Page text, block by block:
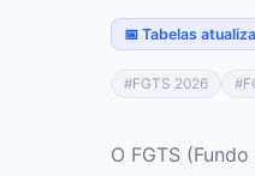
📅 Tabelas
#FGTS 2026 #
O FGTS